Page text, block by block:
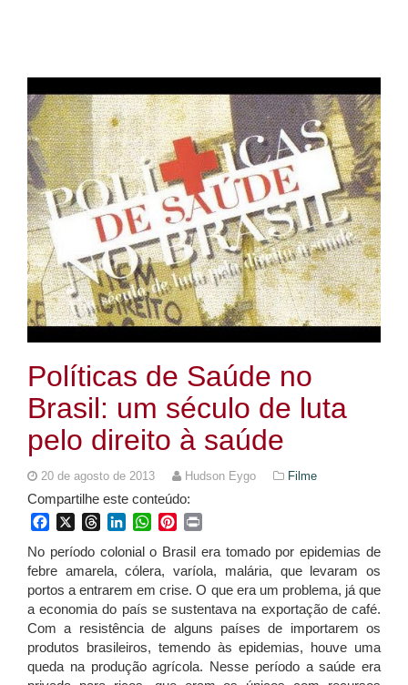
Políticas de Saúde no
Brasil: um século de luta
pelo direito à saúde
20 de agosto de 2013 Hudson Eygo Filme
Compartilhe este conteúdo:
FacebookThreadsLinkedInWhatsApp
Pinterest
No período colonial o Brasil era tomado por epidemias de
febre amarela, cólera, varíola, malária, que levaram os
portos a entrarem em crise. O que era um problema, já que
a economia do país se sustentava na exportação de café.
Com a resistência de alguns países de importarem os
produtos brasileiros, temendo às epidemias, houve uma
queda na produção agrícola. Nesse período a saúde era